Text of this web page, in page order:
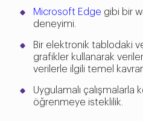
Microsoft Edge gibi bir
deneyimi.
Bir elektronik tablodaki
grafikler kullanarak
verilerle ilgili temel
Uygulamalı çalışmalarla
öğrenmeye isteklilik.